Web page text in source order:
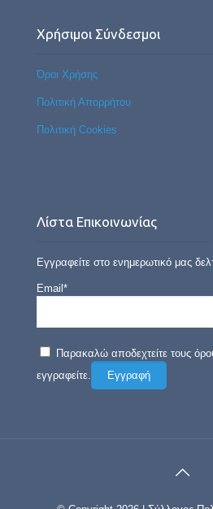
Χρήσιμοι Σύνδεσμοι
Όροι Χρήσης
Πολιτική Απορρήτου
Πολιτική Cookies
Λίστα Επικοινωνίας
Εγγραφείτε στο ενημερωτικό μας
Email*
Παρακαλώ αποδεχτείτε τους
εγγραφείτε.